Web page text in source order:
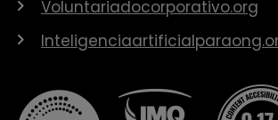
Voluntariadocorporativo.org